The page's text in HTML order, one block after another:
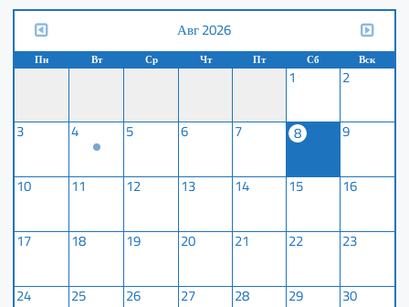
Авг 2026
Пн Вт Ср Чт Пт Сб Вск
1 2
3 4 5 6 7 8 9
10 11 12 13 14 15 16
17 18 19 20 21 22 23
24 25 26 27 28 29 30